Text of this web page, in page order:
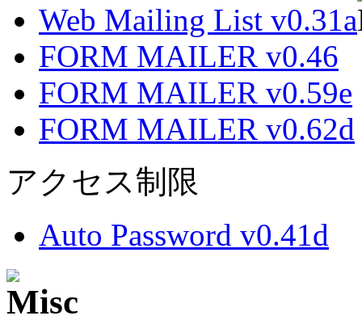
Web Mailing List v0.31a
FORM MAILER v0.46
FORM MAILER v0.59e
FORM MAILER v0.62d
アクセス制限
Auto Password v0.41d